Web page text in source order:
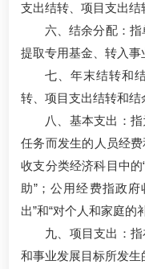
支出结转、项目支出结
六、结余分配：指
提取专用基金、转入事
七、年末结转和
转、项目支出结转和结
八、基本支出：
任务而发生的人员经
收支分类经济科目中的
助”；公用经费指政
出”和“对个人和家庭的
九、项目支出：
和事业发展目标所发生